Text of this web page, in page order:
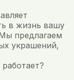
в жизнь вашу
предлагаем
украшений,